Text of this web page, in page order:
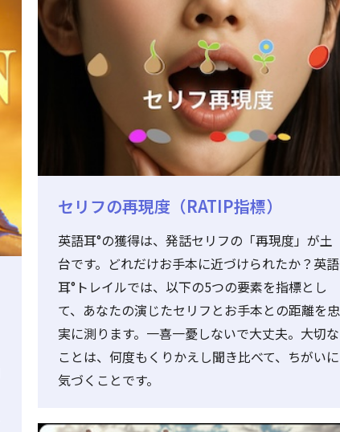
セリフの再現度（RATIP指標）
英語耳°の獲得は、発話セリフの「再現度」が土
台です。どれだけお手本に近づけられたか？英語
耳°トレイルでは、以下の5つの要素を指標とし
て、あなたの演じたセリフとお手本との距離を忠
実に測ります。一喜一憂しないで大丈夫。大切な
ことは、何度もくりかえし聞き比べて、ちがいに
気づくことです。